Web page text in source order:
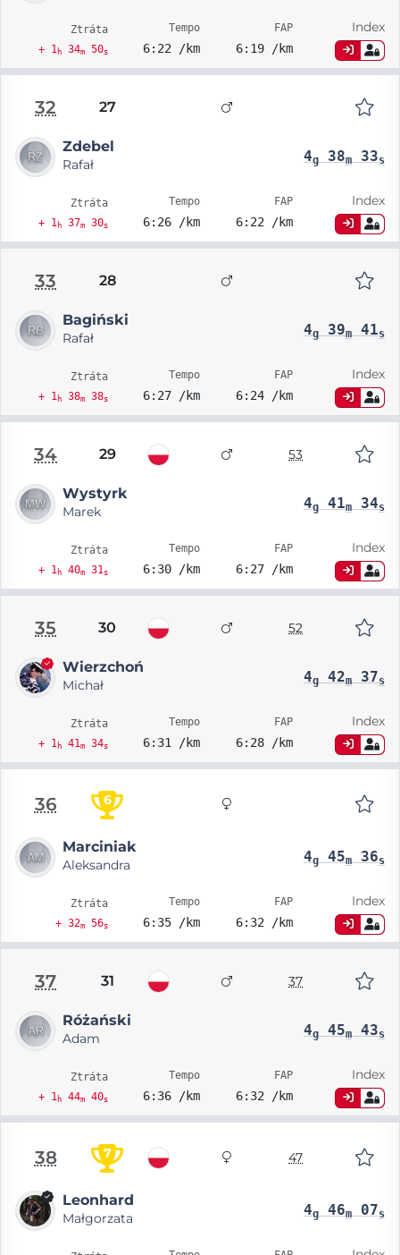
Ztráta
+ 1h34m50s
Tempo
6:22 /km
FAP
6:19 /km
Index
32 27
Zdebel
Rafał 4g38m33s
Ztráta
+ 1h37m30s
Tempo
6:26 /km
FAP
6:22 /km
Index
33 28
Bagiński
Rafał 4g39m41s
Ztráta
+ 1h38m38s
Tempo
6:27 /km
FAP
6:24 /km
Index
34 29 53
Wystyrk
Marek 4g41m34s
Ztráta
+ 1h40m31s
Tempo
6:30 /km
FAP
6:27 /km
Index
35 30 52
Wierzchoń
Michał 4g42m37s
Ztráta
+ 1h41m34s
Tempo
6:31 /km
FAP
6:28 /km
Index
36 6
Marciniak
Aleksandra 4g45m36s
Ztráta
+ 32m56s
Tempo
6:35 /km
FAP
6:32 /km
Index
37 31 37
Różański
Adam 4g45m43s
Ztráta
+ 1h44m40s
Tempo
6:36 /km
FAP
6:32 /km
Index
38 7 47
Leonhard
Małgorzata 4g46m07s